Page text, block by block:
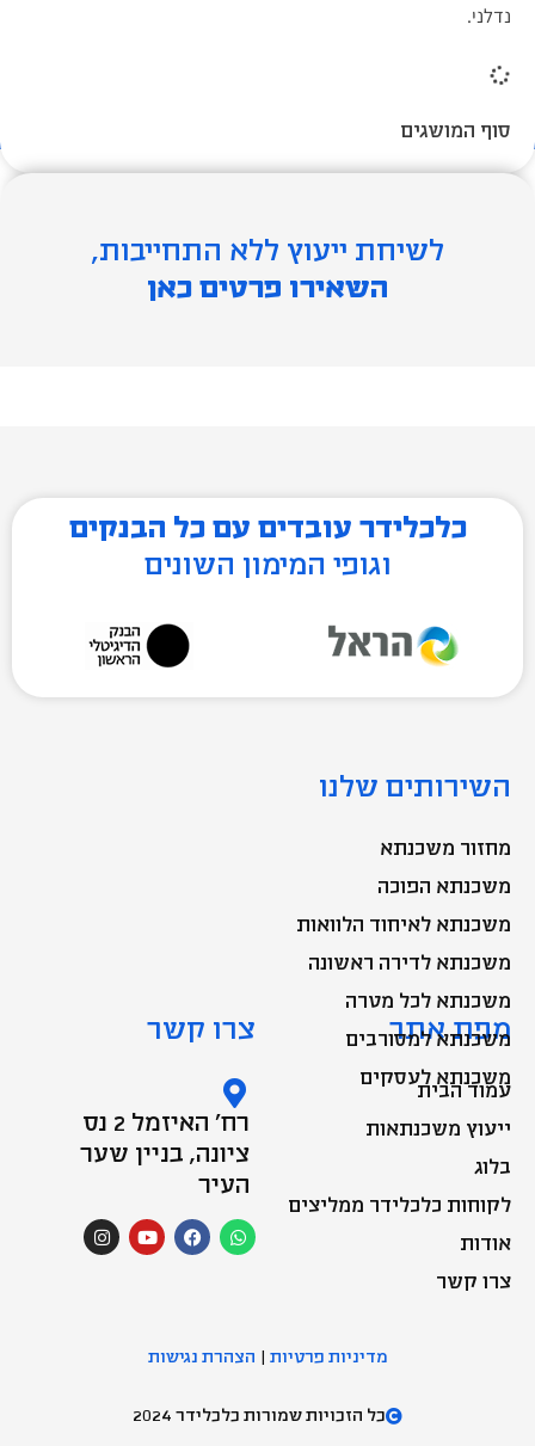
נדלני.
טבלה המפרטת את דרך סילוקו (החזרתו) של חוב על פי תנאים
שהוגדרו מראש.
כרטיס המקושר לחשבון בנק עם תאריך תפוגה המיועד לרכישת
עובר ושב – עו"ש
אומדן חשבון בנק שבו מתנהלות פעולות של כניסת כספים ויציאתם.
דירוג אשראי – קרדיט
ציון הניתן לאנשים פרטיים, לחברות או למדינות, ומגדיר את יכולתן
לפרוע הלוואות. חישוב הדירוג מסתמך על ההיסטוריה הפיננסית, מצב
הנכסים וההון העצמי, והיקף ההתחייבויות שיש לגוף המוערך. דירוג
האשראי משמש משקיעים לצורך הערכת הסיכונים הנוגעים ליכולת
הפירעון של הגוף הלווה.
אדם או גוף הפועל כסוכן עבור משקיעים בקנייה או מכירה של ניירות